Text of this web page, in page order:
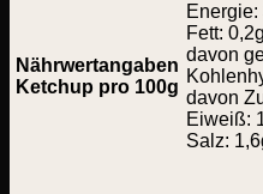
Nährwertangaben
Ketchup pro 100g
Fett: 0,2g
davon
davon
Eiweiß:
Salz: